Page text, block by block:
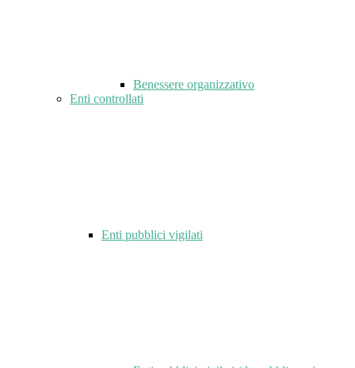
Benessere organizzativo
Enti controllati
Enti pubblici vigilati